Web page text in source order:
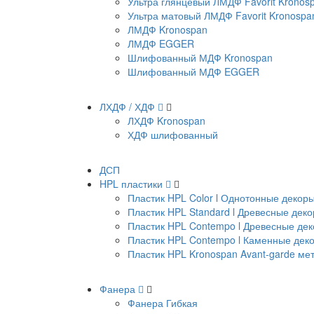
Ультра матовый ЛМДФ Favorit
ЛМДФ Kronospan
ЛМДФ EGGER
Шлифованный МДФ Kronospan
Шлифованный МДФ EGGER
ЛХДФ / ХДФ
ЛХДФ Kronospan
ХДФ шлифованный
ДСП
HPL пластики
Пластик HPL Color l Однотонные декоры
Пластик HPL Standard l Древесные
Пластик HPL Contempo l Древесные
Пластик HPL Contempo l Каменные
Пластик HPL Kronospan Avant-garde
Фанера
Фанера Гибкая